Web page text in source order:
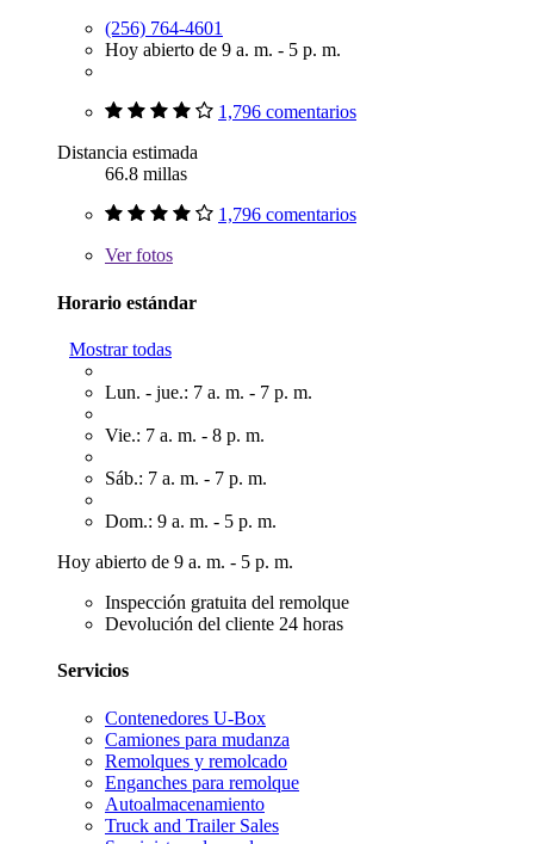
(256) 764-4601
Hoy abierto de 9 a. m. - 5 p. m.
1,796 comentarios
Distancia estimada
66.8 millas
1,796 comentarios
Verfotos
Horario estándar
Mostrar todas
Lun. - jue.: 7 a. m. - 7 p. m.
Vie.: 7 a. m. - 8 p. m.
Sáb.: 7 a. m. - 7 p. m.
Dom.: 9 a. m. - 5 p. m.
Hoy abierto de 9 a. m. - 5 p. m.
Inspección gratuita del remolque
Devolución del cliente 24 horas
Servicios
Contenedores U-Box
Camiones para mudanza
Remolques y remolcado
Enganches para remolque
Autoalmacenamiento
Truck and Trailer Sales